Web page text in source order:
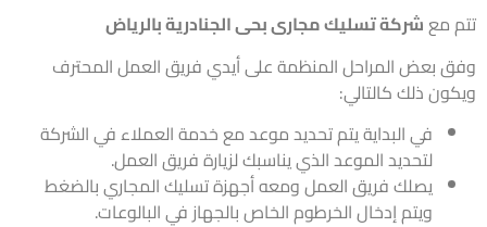
معشركة تسليك مجارى بحى الجنادرية بالرياض
بعض المراحل المنظمة على أيدي فريق العمل المحترف
ذلك كالتالي:
في البداية يتم تحديد موعد مع خدمة العملاء في الشركة
لتحديد الموعد الذي يناسبك لزيارة فريق العمل.
يصلك فريق العمل ومعه أجهزة تسليك المجاري بالضغط
ويتم إدخال الخرطوم الخاص بالجهاز في البالوعات.